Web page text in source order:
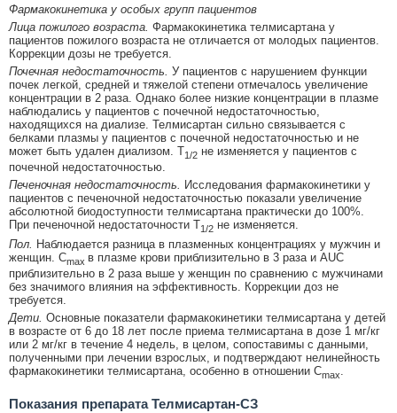
Фармакокинетика у особых групп пациентов
Лица пожилого возраста. Фармакокинетика телмисартана у
пациентов пожилого возраста не отличается от молодых пациентов.
Коррекции дозы не требуется.
Почечная недостаточность. У пациентов с нарушением функции
почек легкой, средней и тяжелой степени отмечалось увеличение
концентрации в 2 раза. Однако более низкие концентрации в плазме
наблюдались у пациентов с почечной недостаточностью,
находящихся на диализе. Телмисартан сильно связывается с
белками плазмы у пациентов с почечной недостаточностью и не
может быть удален диализом. Т1/2 не изменяется у пациентов с
почечной недостаточностью.
Печеночная недостаточность. Исследования фармакокинетики у
пациентов с печеночной недостаточностью показали увеличение
абсолютной биодоступности телмисартана практически до 100%.
При печеночной недостаточности Т1/2 не изменяется.
Пол. Наблюдается разница в плазменных концентрациях у мужчин и
женщин. Cmax в плазме крови приблизительно в 3 раза и AUC
приблизительно в 2 раза выше у женщин по сравнению с мужчинами
без значимого влияния на эффективность. Коррекции доз не
требуется.
Дети. Основные показатели фармакокинетики телмисартана у детей
в возрасте от 6 до 18 лет после приема телмисартана в дозе 1 мг/кг
или 2 мг/кг в течение 4 недель, в целом, сопоставимы с данными,
полученными при лечении взрослых, и подтверждают нелинейность
фармакокинетики телмисартана, особенно в отношении Cmax
Показания препарата Телмисартан-СЗ